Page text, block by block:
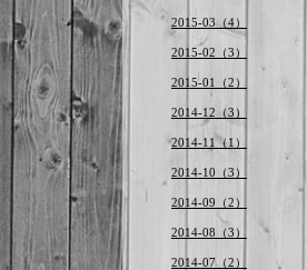
2015-03（4）
2015-02（3）
2015-01（2）
2014-12（3）
2014-11（1）
2014-10（3）
2014-09（2）
2014-08（3）
2014-07（2）